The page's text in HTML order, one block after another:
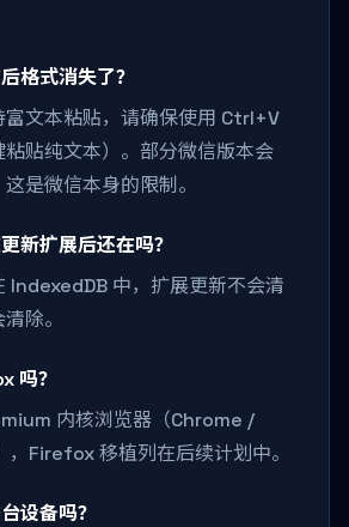
格式消失了？
富文本粘贴，请确保使用 Ctrl+V
贴纯文本）。部分微信版本会
是微信本身的限制。
新扩展后还在吗？
IndexedDB 中，扩展更新不会清
除。
吗？
内核浏览器（Chrome /
Firefox 移植列在后续计划中。
设备吗？